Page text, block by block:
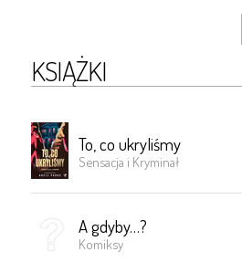
KSIĄŻKI
To, co ukryliśmy
Sensacja i Kryminał
A gdyby…?
Komiksy